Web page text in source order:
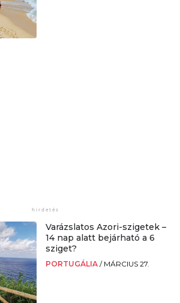
Varázslatos Azori-szigetek –
14 nap alatt bejárható a 6
sziget?
PORTUGÁLIA / MÁRCIUS 27.